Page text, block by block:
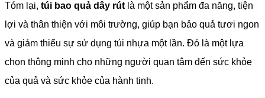
Tóm lại, túi bao quả dây rút là một sản phẩm đa năng, tiện
lợi và thân thiện với môi trường, giúp bạn bảo quả tươi ngon
và giảm thiểu sự sử dụng túi nhựa một lần. Đó là một lựa
chọn thông minh cho những người quan tâm đến sức khỏe
của quả và sức khỏe của hành tinh.